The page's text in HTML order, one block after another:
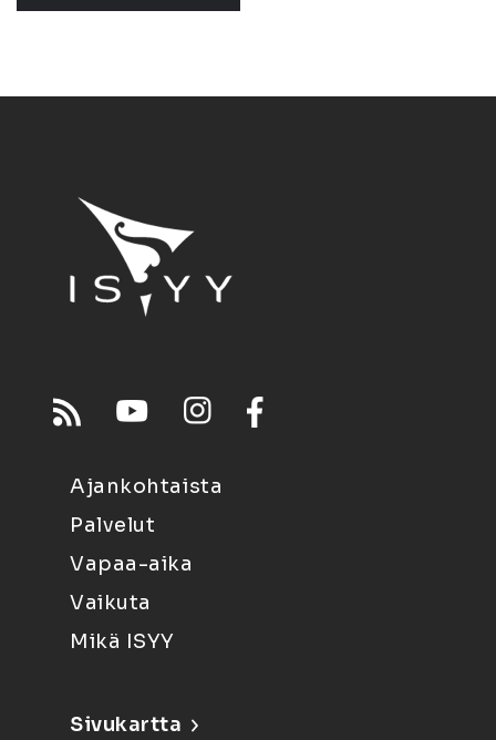
Ajankohtaista
Palvelut
Vapaa-aika
Vaikuta
Mikä ISYY
Sivukartta